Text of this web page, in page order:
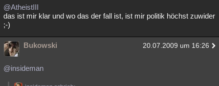
@AtheistIII
das ist mir klar und wo das der fall ist, ist mir politik höchst zuwider
;-)
Bukowski 20.07.2009 um 16:26
@insideman